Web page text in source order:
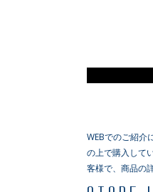
WEBでのご紹介
の上で購入して
客様で、商品の